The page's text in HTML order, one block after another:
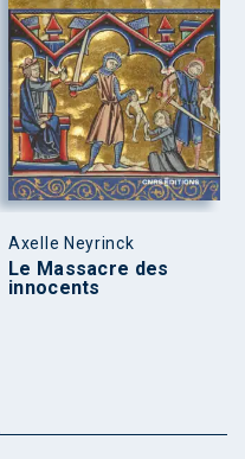
Axelle Neyrinck
Le Massacre des
innocents